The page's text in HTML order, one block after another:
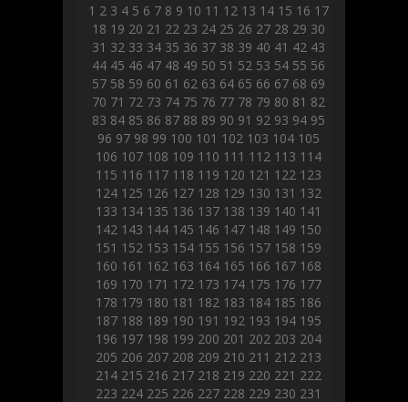
1 2 3 4 5 6 7 8 9 10 11 12 13 14 15 16 17
18 19 20 21 22 23 24 25 26 27 28 29 30
31 32 33 34 35 36 37 38 39 40 41 42 43
44 45 46 47 48 49 50 51 52 53 54 55 56
57 58 59 60 61 62 63 64 65 66 67 68 69
70 71 72 73 74 75 76 77 78 79 80 81 82
83 84 85 86 87 88 89 90 91 92 93 94 95
96 97 98 99 100 101 102 103 104 105
106 107 108 109 110 111 112 113 114
115 116 117 118 119 120 121 122 123
124 125 126 127 128 129 130 131 132
133 134 135 136 137 138 139 140 141
142 143 144 145 146 147 148 149 150
151 152 153 154 155 156 157 158 159
160 161 162 163 164 165 166 167 168
169 170 171 172 173 174 175 176 177
178 179 180 181 182 183 184 185 186
187 188 189 190 191 192 193 194 195
196 197 198 199 200 201 202 203 204
205 206 207 208 209 210 211 212 213
214 215 216 217 218 219 220 221 222
223 224 225 226 227 228 229 230 231